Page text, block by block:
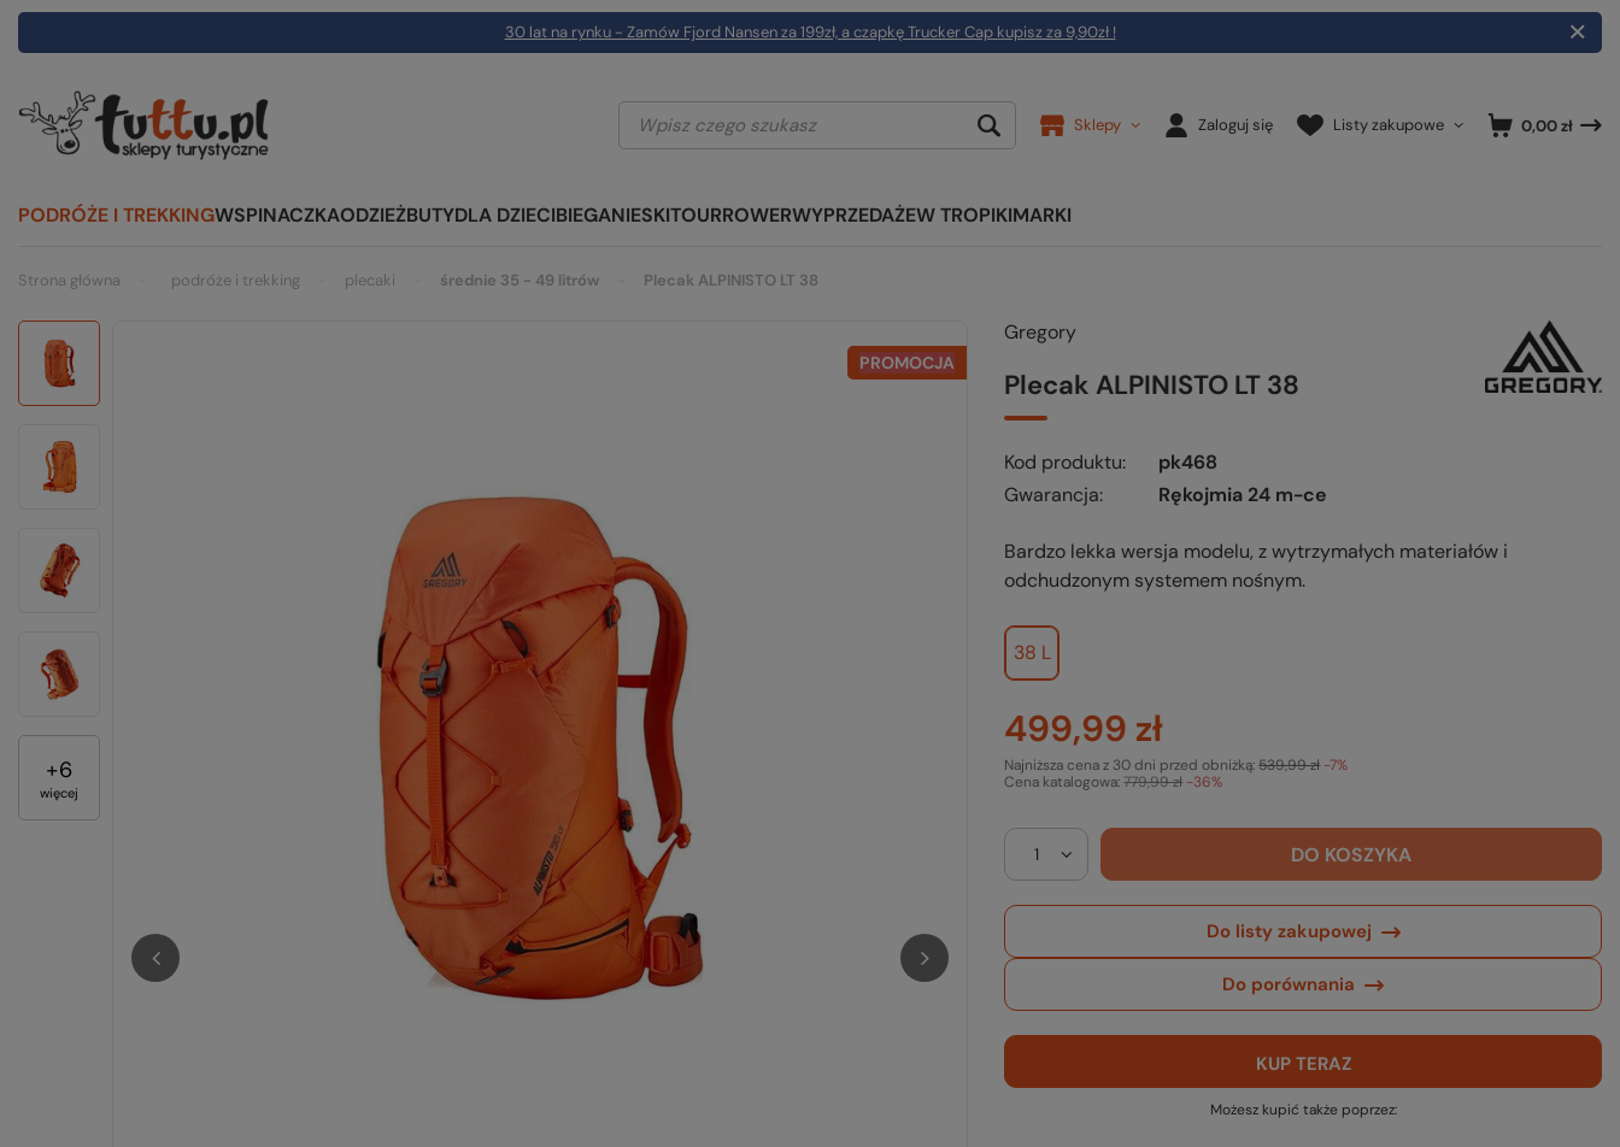
30 lat na rynku - Zamów Fjord Nansen za 199zł, a czapkę Trucker Cap kupisz za 9,90zł !
Sklepy Zaloguj się Listy zakupowe 0,00 zł
PODRÓŻE I TREKKINGWSPINACZKAODZIEŻBUTYDLA DZIECIBIEGANIESKITOURROWERWYPRZEDAŻEW TROPIKIMARKI
Strona główna podróże i trekking plecaki średnie 35 - 49 litrów Plecak ALPINISTO LT 38
+6
więcej
PROMOCJA
Gregory
Plecak ALPINISTO LT 38
Kod produktu
pk468
Gwarancja
Rękojmia 24 m-ce
Bardzo lekka wersja modelu, z wytrzymałych materiałów i
odchudzonym systemem nośnym.
38 L
499,99 zł
Cena katalogowa:779,99 zł -36%
Najniższa cena z 30 dni przed obniżką:539,99 zł -7%
DO KOSZYKA
Do listy zakupowej
Do porównania
KUP TERAZ
Możesz kupić także poprzez: